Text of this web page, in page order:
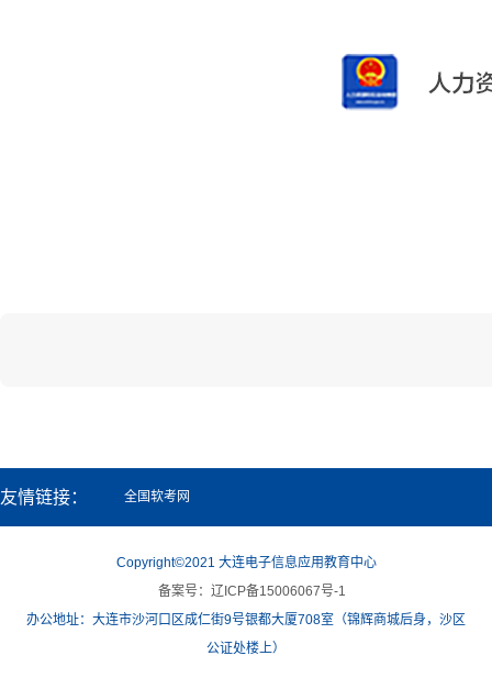
友情链接： 全国软考网
Copyright©2021 大连电子信息应用教育中心
备案号：辽ICP备15006067号-1
办公地址：大连市沙河口区成仁街9号银都大厦708室（锦辉商城后身，沙区
公证处楼上）